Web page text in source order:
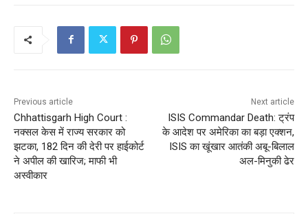
Previous article
Chhattisgarh High Court :
नक्सल केस में राज्य सरकार को
झटका, 182 दिन की देरी पर हाईकोर्ट
ने अपील की खारिज; माफी भी
अस्वीकार
Next article
ISIS Commandar Death: ट्रंप
के आदेश पर अमेरिका का बड़ा एक्शन,
ISIS का खूंखार आतंकी अबू-बिलाल
अल-मिनुकी ढेर